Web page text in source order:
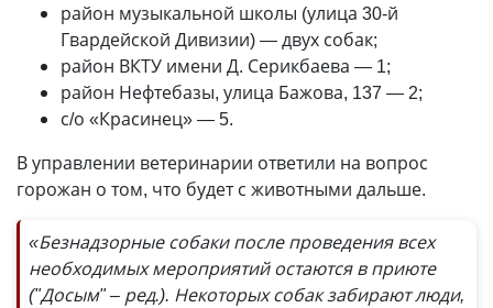
район музыкальной школы (улица 30-й
Гвардейской Дивизии) — двух собак;
район ВКТУ имени Д. Серикбаева — 1;
район Нефтебазы, улица Бажова, 137 — 2;
с/о «Красинец» — 5.
В управлении ветеринарии ответили на вопрос
горожан о том, что будет с животными дальше.
«Безнадзорные собаки после проведения всех
необходимых мероприятий остаются в приюте
("Досым" – ред.). Некоторых собак забирают люди,